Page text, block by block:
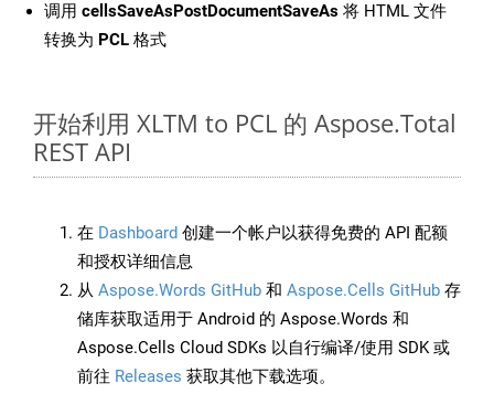
调用 cellsSaveAsPostDocumentSaveAs 将 HTML 文件
转换为 PCL 格式
开始利用 XLTM to PCL 的 Aspose.Total
REST API
在 Dashboard 创建一个帐户以获得免费的 API 配额
和授权详细信息
从 Aspose.Words GitHub 和 Aspose.Cells GitHub 存
储库获取适用于 Android 的 Aspose.Words 和
Aspose.Cells Cloud SDKs 以自行编译/使用 SDK 或
前往 Releases 获取其他下载选项。